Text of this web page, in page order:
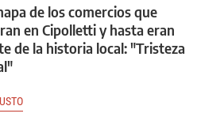
de los comercios que
en Cipolletti y hasta eran
de la historia local: "Tristeza